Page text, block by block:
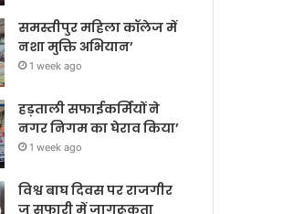
समस्तीपुर महिला कॉलेज में
नशा मुक्ति अभियान’
1 week ago
हड़ताली सफाईकर्मियों ने
नगर निगम का घेराव किया’
1 week ago
विश्व बाघ दिवस पर राजगीर
जू सफारी में जागरूकता